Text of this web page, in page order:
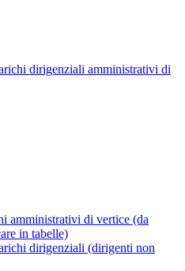
dirigenziali amministrativi di
amministrativi di vertice (da
in tabelle)
dirigenziali (dirigenti non